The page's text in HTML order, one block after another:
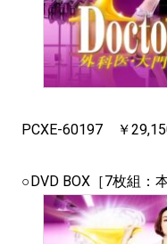
PCXE-60197 ￥
○DVD BOX［7枚組：